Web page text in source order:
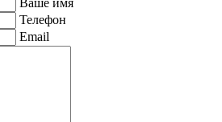
Ваше имя
Телефон
Email